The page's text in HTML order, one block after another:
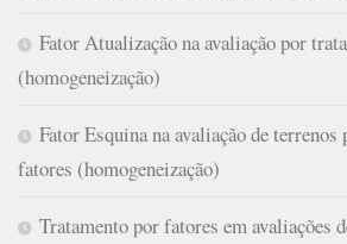
Fator Atualização na avaliação por
(homogeneização)
Fator Esquina na avaliação de
fatores (homogeneização)
Tratamento por fatores em avaliações